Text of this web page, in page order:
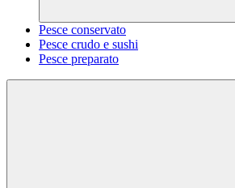
Pesce conservato
Pesce crudo e sushi
Pesce preparato